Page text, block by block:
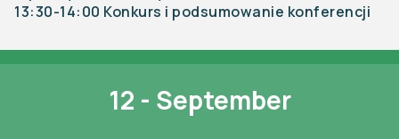
13:30-14:00 Konkurs i podsumowanie konferencji
12 - September